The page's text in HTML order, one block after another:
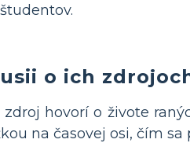
o ich
hovorí o živote
na časovej osi, čím